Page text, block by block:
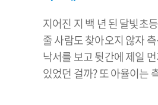
지어진 지 백 년 된 달빛초
줄 사람도 찾아오지 않자
낙서를 보고 뒷간에 제일
있었던 걸까? 또 아율이는